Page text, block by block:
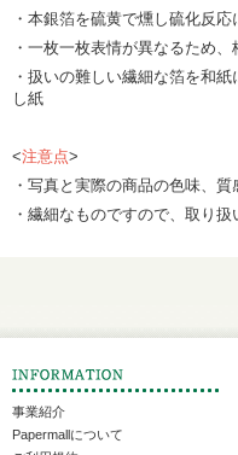
・本銀箔を硫黄で燻し硫化反
・一枚一枚表情が異なるため
・扱いの難しい繊細な箔を和
し紙
<注意点>
・写真と実際の商品の色味、
・繊細なものですので、取り扱
事業紹介
Papermallについて